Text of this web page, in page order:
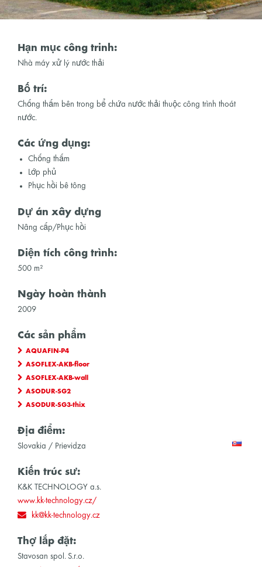
Hạn mục công trinh:
Nhà máy xử lý nước thải
Bố trí:
Chống thấm bên trong bể chứa nước thải thuộc công trình thoát
nước.
Các ứng dụng:
Chống thấm
Lớp phủ
Phục hồi bê tông
Dự án xây dựng
Nâng cấp/Phục hồi
Diện tích công trình:
500 m²
Ngày hoàn thành
2009
Các sản phẩm
AQUAFIN-P4
ASOFLEX-AKB-floor
ASOFLEX-AKB-wall
ASODUR-SG2
ASODUR-SG3-thix
Địa điểm:
Slovakia / Prievidza
Kiến trúc sư:
K&K TECHNOLOGY a.s.
www.kk-technology.cz/
kk@kk-technology.cz
Thợ lắp đặt:
Stavosan spol. S.r.o.